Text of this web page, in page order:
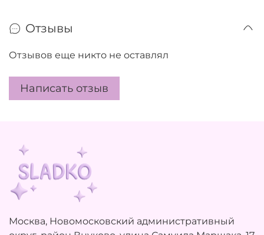
Отзывы
Отзывов еще никто не оставлял
Написать отзыв
Москва, Новомосковский административный